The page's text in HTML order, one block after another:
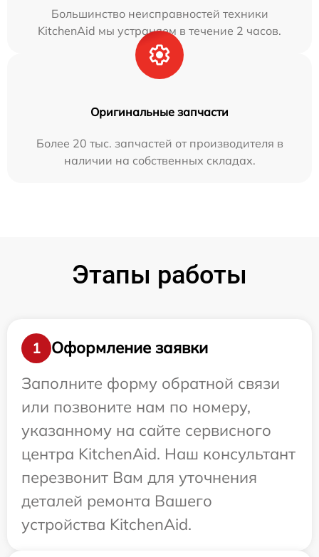
Большинство неисправностей техники
KitchenAid мы устраняем в течение 2 часов.
Оригинальные запчасти
Более 20 тыс. запчастей от производителя в
наличии на собственных складах.
Этапы работы
1
Оформление заявки
Заполните форму обратной связи
или позвоните нам по номеру,
указанному на сайте сервисного
центра KitchenAid. Наш консультант
перезвонит Вам для уточнения
деталей ремонта Вашего
устройства KitchenAid.